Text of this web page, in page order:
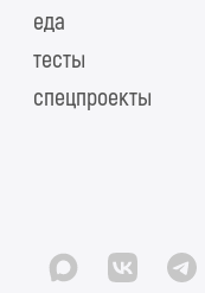
еда
тесты
спецпроекты